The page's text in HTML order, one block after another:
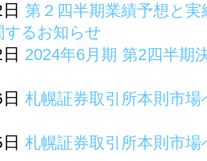
第２四半期業績予想と
るお知らせ
2024年6月期 第2四半期
札幌証券取引所本則市
札幌証券取引所本則市